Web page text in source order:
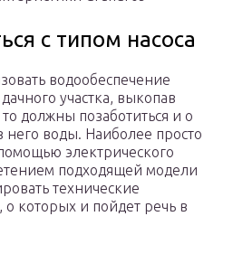
с типом насоса
водообеспечение
участка, выкопав
должны позаботиться и о
него воды. Наиболее просто
электрического
подходящей модели
технические
о которых и пойдет речь в